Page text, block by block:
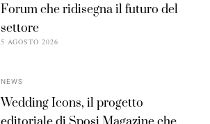
Forum che ridisegna il futuro del
settore
5 AGOSTO 2026
NEWS
Wedding Icons, il progetto